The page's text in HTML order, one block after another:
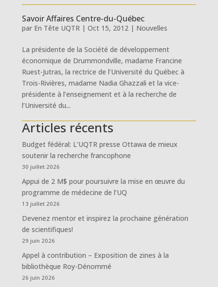
Savoir Affaires Centre-du-Québec
par En Tête UQTR| Oct 15, 2012| Nouvelles
La présidente de la Société de développement
économique de Drummondville, madame Francine
Ruest-Jutras, la rectrice de l’Université du Québec à
Trois-Rivières, madame Nadia Ghazzali et la vice-
présidente à l’enseignement et à la recherche de
l’Université du...
Articles récents
Budget fédéral: L’UQTR presse Ottawa de mieux
soutenir la recherche francophone
30 juillet 2026
Appui de 2 M$ pour poursuivre la mise en œuvre du
programme de médecine de l’UQ
13 juillet 2026
Devenez mentor et inspirez la prochaine génération
de scientifiques!
29 juin 2026
Appel à contribution – Exposition de zines à la
bibliothèque Roy-Dénommé
26 juin 2026